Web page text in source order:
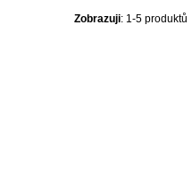
Zobrazuji: 1-5 produktů